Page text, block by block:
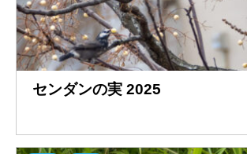
センダンの実 2025